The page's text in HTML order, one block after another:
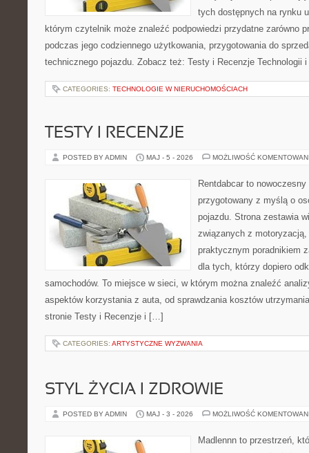
tych dostępnych na rynku
którym czytelnik może znaleźć podpowiedzi przydatne zarówno
podczas jego codziennego użytkowania, przygotowania do
technicznego pojazdu. Zobacz też: Testy i Recenzje
CATEGORIES: TECHNOLOGIE W NIERUCHOMOŚCIACH
TESTY I RECENZJE
POSTED BY ADMIN MAJ - 5 - 2026 MOŻLIWOŚĆ
Rentdabcar to
przygotowany z myślą o
pojazdu. Strona zestawia
związanych z
praktycznym poradnikiem
dla tych, którzy dopiero
samochodów. To miejsce w sieci, w którym można znaleźć
aspektów korzystania z auta, od sprawdzania kosztów
stronie Testy i Recenzje i […]
CATEGORIES: ARTYSTYCZNE WYZWANIA
STYL ŻYCIA I ZDROWIE
POSTED BY ADMIN MAJ - 3 - 2026 MOŻLIWOŚĆ
Madlennn to przestrzeń,